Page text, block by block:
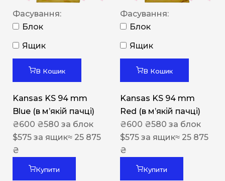
Фасування:
Блок
Ящик
В Кошик
Kansas KS 94 mm
Blue (в мʼякій пачці)
₴600 ₴580 за блок
$575 за ящик≈ 25 875
₴
Купити
Фасування:
Блок
Ящик
В Кошик
Kansas KS 94 mm
Red (в мʼякій пачці)
₴600 ₴580 за блок
$575 за ящик≈ 25 875
₴
Купити